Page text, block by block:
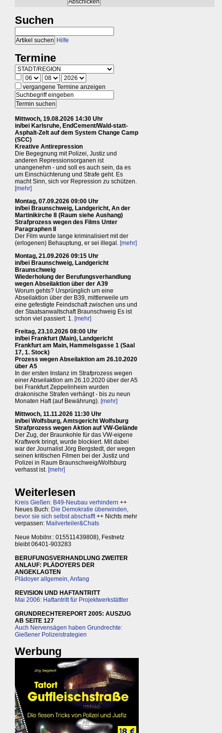
Suchen
Hilfe
Termine
vergangene Termine anzeigen
Mittwoch, 19.08.2026 14:30 Uhr
in/bei Karlsruhe, EndCement/Wald-statt-
Asphalt-Zelt auf dem System Change Camp
(SCC)
Kreative Antirepression
Die Begegnung mit Polizei, Justiz und
anderen Repressionsorganen ist
unangenehm - und soll es auch sein, da es
um Einschüchterung und Strafe geht. Es
macht Sinn, sich vor Repression zu schützen.
[mehr]
Montag, 07.09.2026 09:00 Uhr
in/bei Braunschweig, Landgericht, An der
Martinikirche 8 (Raum siehe Aushang)
Strafprozess wegen des Films Unter
Paragraphen II
Der Film wurde lange kriminalisiert mit der
(erlogenen) Behauptung, er sei illegal. [mehr]
Montag, 21.09.2026 09:15 Uhr
in/bei Braunschweig, Landgericht
Braunschweig
Wiederholung der Berufungsverhandlung
wegen Abseilaktion über der A39
Worum gehts? Ursprünglich um eine
Abseilaktion über der B39, mittlerweile um
eine gefestigte Feindschaft zwischen uns und
der Staatsanwaltschaft Braunschweig Es ist
schon viel passiert: 1. [mehr]
Freitag, 23.10.2026 08:00 Uhr
in/bei Frankfurt (Main), Landgericht
Frankfurt am Main, Hammelsgasse 1 (Saal
17, 1. Stock)
Prozess wegen Abseilaktion am 26.10.2020
über A5
In der ersten Instanz im Strafprozess wegen
einer Abseilaktion am 26.10.2020 über der A5
bei Frankfurt Zeppelinheim wurden
drakonische Strafen verhängt - bis zu neun
Monaten Haft (auf Bewährung). [mehr]
Mittwoch, 11.11.2026 11:30 Uhr
in/bei Wolfsburg, Amtsgericht Wolfsburg
Strafprozess wegen Aktion auf VW-Gelände
Der Zug, der Braunkohle für das VW-eigene
Kraftwerk bringt, wurde blockiert. Mit dabei
war der Journalist Jörg Bergstedt, der wegen
seinen kritischen Filmen bei der Justiz und
Polizei in Raum Braunschweig/Wolfsburg
verhasst ist. [mehr]
Weiterlesen
Kreis Gießen: B49-Neubau verhindern ++
Neues Buch: Die Demokratie überwinden,
bevor sie sich selbst abschafft++ Nichts mehr
verpassen: Mailverteiler&Chats
Neue Mobilnr.: 015511439808), Festnetz
bleibt 06401-903283
BERUFUNGSVERHANDLUNG ZWEITER
ANLAUF: PLÄDOYERS DER
ANGEKLAGTEN
Plädoyer allgemein, Anfang
REVISION UND HAFTANTRITT
Mai 2006: Haftantritt für Projektwerkstättler
GRUNDRECHTEREPORT 2005: AUSZUG
AB SEITE 127
Auch Nervensägen haben Grundrechte:
Gießener Polizeistrategien
Werbung